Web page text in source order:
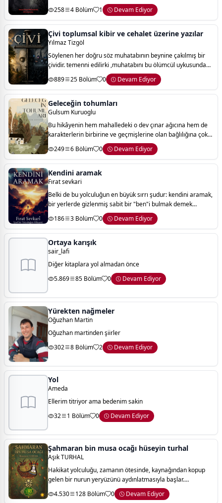
olarak anlatılmaktadır. dizide olaylar gerçek yaşanmış olan
olaylardan uyarlama. tamamiyle
258 4 Bölüm 1 Devam Ediyor
Çivi toplumsal kibir ve cehalet üzerine yazılar
Yılmaz Tizgöl
Söylenen her doğru söz muhatabının beynine çakılmış bir
çividir. temenni edilirki ,muhatabını bu ölümcül uykusundan
bir an önce uyandırsın. yılmaz tizgöl
889 25 Bölüm 0 Devam Ediyor
Geleceğin tohumları
Gulsum Kuruoglu
Bu hikâyenin hem mahalledeki o dev çınar ağıcına hem de
karakterlerin birbirine ve geçmişlerine olan bağlılığına çok
güzel bir gönderme yapıyor.
249 6 Bölüm 0 Devam Ediyor
Kendini aramak
Fırat sevkari
Belki de bu yolculuğun en büyük sırrı şudur: kendini aramak,
bir yerlerde gizlenmiş sabit bir "ben"i bulmak demek
değildir. insan, aradıkça ve seçtikçe kendini inşa eder.
yaşadığı acılara verdiği yanı
186 3 Bölüm 0 Devam Ediyor
Ortaya karışık
sair_lafi
Diğer kitaplara yol almadan önce
5.869
85 Bölüm 0 Devam Ediyor
Yürekten nağmeler
Oğuzhan Martin
Oğuzhan martinden şiirler
302
8 Bölüm 2 Devam Ediyor
Yol
Ameda
Ellerim titriyor ama bedenim sakin
32
1 Bölüm 0 Devam Ediyor
Şahmaran bin musa ocağı hüseyin turhal
Aşık TURHAL
Hakikat yolculuğu, zamanın ötesinde, kaynağından kopup
gelen bir nurun yeryüzünü aydınlatmasıyla başlar.
şahmaran bin musa ocağı’nın kökleri de, beşeriyetin
karanlığını dağıtmak için gönderilen ilahi
4.530 128 Bölüm 0 Devam Ediyor